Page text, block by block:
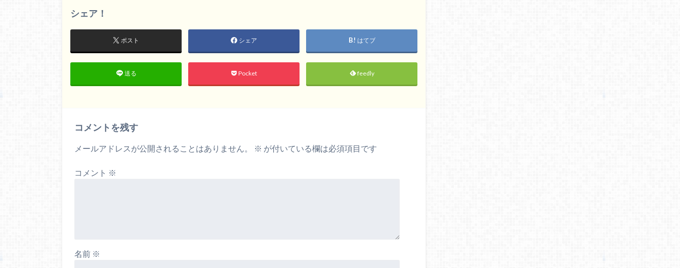
シェア！
ポスト シェア はてブ
送る Pocket feedly
コメントを残す
メールアドレスが公開されることはありません。 ※ が付いている欄は必須項目です
コメント ※
名前 ※